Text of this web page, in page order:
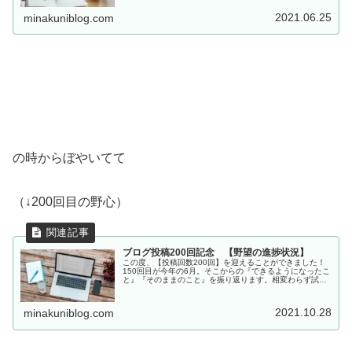
minakuniblog.com 2021.06.25
の時からぼやいてて
（↓200回目の野心）
ブログ投稿200回記念 【野望の進捗状況】
この度、【投稿回数200回】を迎えることができました！
150回目が今年の6月。そこからの『できるようになったこ
と』『そのままのこと』を振り返ります。相変わらず試行
minakuniblog.com 2021.10.28